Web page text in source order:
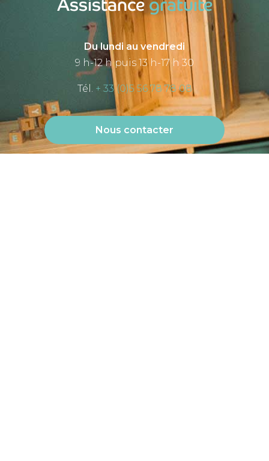
Assistance gratuite
Du lundi au vendredi
9 h-12 h puis 13 h-17 h 30
Tél. + 33 (0)5 56 78 78 08
Nous contacter